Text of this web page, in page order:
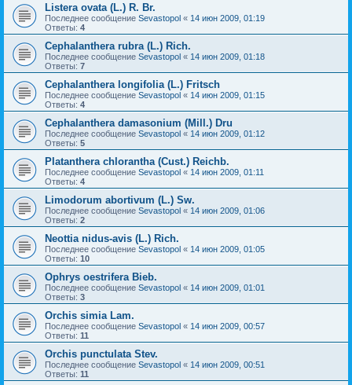
Listera ovata (L.) R. Br.
Последнее сообщение Sevastopol « 14 июн 2009, 01:19
Ответы: 4
Cephalanthera rubra (L.) Rich.
Последнее сообщение Sevastopol « 14 июн 2009, 01:18
Ответы: 7
Cephalanthera longifolia (L.) Fritsch
Последнее сообщение Sevastopol « 14 июн 2009, 01:15
Ответы: 4
Cephalanthera damasonium (Mill.) Dru
Последнее сообщение Sevastopol « 14 июн 2009, 01:12
Ответы: 5
Platanthera chlorantha (Cust.) Reichb.
Последнее сообщение Sevastopol « 14 июн 2009, 01:11
Ответы: 4
Limodorum abortivum (L.) Sw.
Последнее сообщение Sevastopol « 14 июн 2009, 01:06
Ответы: 2
Neottia nidus-avis (L.) Rich.
Последнее сообщение Sevastopol « 14 июн 2009, 01:05
Ответы: 10
Ophrys oestrifera Bieb.
Последнее сообщение Sevastopol « 14 июн 2009, 01:01
Ответы: 3
Orchis simia Lam.
Последнее сообщение Sevastopol « 14 июн 2009, 00:57
Ответы: 11
Orchis punctulata Stev.
Последнее сообщение Sevastopol « 14 июн 2009, 00:51
Ответы: 11